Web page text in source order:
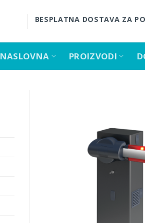
BESPLATNA DOSTAVA ZA
NASLOVNA PROIZVODI